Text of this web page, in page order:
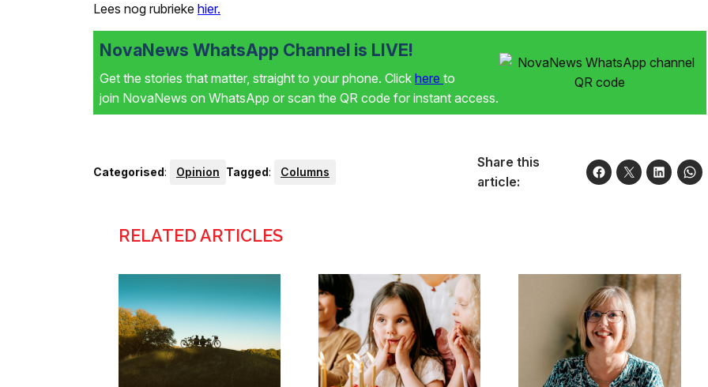
Lees nog rubrieke hier.
NovaNews WhatsApp Channel is LIVE!
Get the stories that matter, straight to your phone. Click here to
join NovaNews on WhatsApp or scan the QR code for instant access.
Categorised: Opinion Tagged: Columns
Share this
article:
RELATED ARTICLES